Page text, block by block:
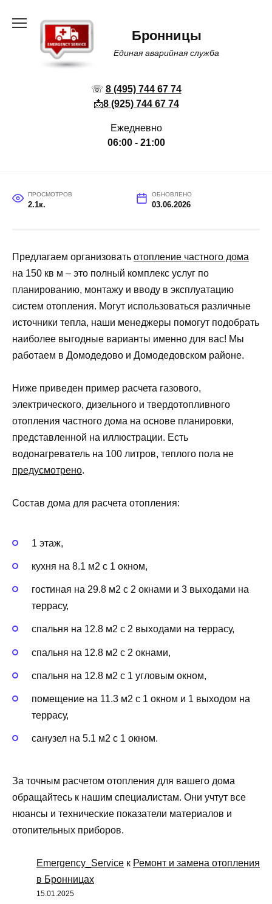
содержанию
Бронницы
Единая аварийная служба
☏ 8 (495) 744 67 74
📩8 (925) 744 67 74
Ежедневно
06:00 - 21:00
ПРОСМОТРОВ
2.1к.
ОБНОВЛЕНО
03.06.2026
Предлагаем организовать отопление частного дома
на 150 кв м – это полный комплекс услуг по
планированию, монтажу и вводу в эксплуатацию
систем отопления. Могут использоваться различные
источники тепла, наши менеджеры помогут подобрать
наиболее выгодные варианты именно для вас! Мы
работаем в Домодедово и Домодедовском районе.
Ниже приведен пример расчета газового,
электрического, дизельного и твердотопливного
отопления частного дома на основе планировки,
представленной на иллюстрации. Есть
водонагреватель на 100 литров, теплого пола не
предусмотрено.
Состав дома для расчета отопления:
1 этаж,
кухня на 8.1 м2 с 1 окном,
гостиная на 29.8 м2 с 2 окнами и 3 выходами на
террасу,
спальня на 12.8 м2 с 2 выходами на террасу,
спальня на 12.8 м2 с 2 окнами,
спальня на 12.8 м2 с 1 угловым окном,
помещение на 11.3 м2 с 1 окном и 1 выходом на
террасу,
санузел на 5.1 м2 с 1 окном.
За точным расчетом отопления для вашего дома
обращайтесь к нашим специалистам. Они учтут все
нюансы и технические показатели материалов и
отопительных приборов.
Emergency_Service к Ремонт и замена отопления
в Бронницах
15.01.2025